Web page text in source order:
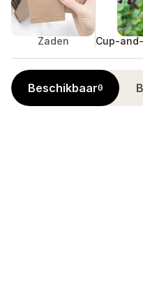
Zaden Cup-
Beschikbaar0